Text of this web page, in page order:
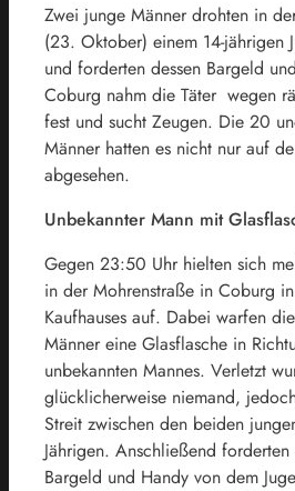
Zwei junge Männer drohten in
(23. Oktober) einem 14-jährigen
und forderten dessen Bargeld
Coburg nahm die Täter wegen
fest und sucht Zeugen. Die 20
Männer hatten es nicht nur auf
abgesehen.
Unbekannter Mann mit
Gegen 23:50 Uhr hielten sich
in der Mohrenstraße in Coburg
Kaufhauses auf. Dabei warfen
Männer eine Glasflasche in
unbekannten Mannes. Verletzt
glücklicherweise niemand,
Streit zwischen den beiden
Jährigen. Anschließend
Bargeld und Handy von dem